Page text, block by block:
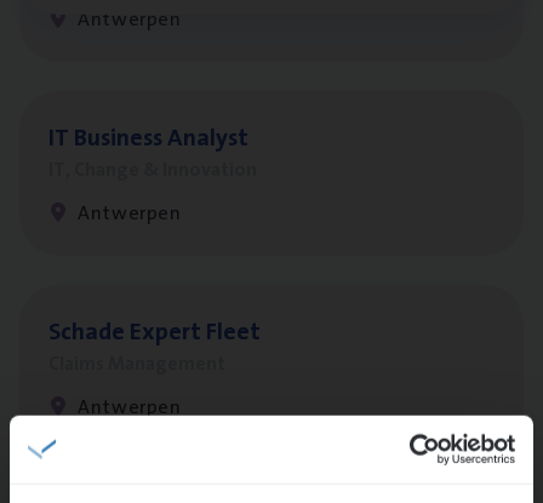
Antwerpen
ITBusi­ness Analyst
Antwerpen
Scha­de Expert Fleet
Antwerpen